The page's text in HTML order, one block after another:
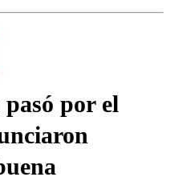
por el